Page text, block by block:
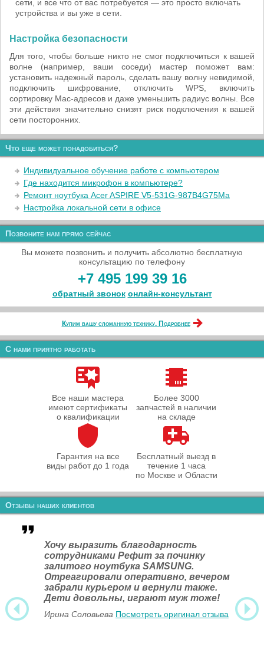
сети, и все что от вас потребуется — это просто включать
устройства и вы уже в сети.
Настройка безопасности
Для того, чтобы больше никто не смог подключиться к вашей
волне (например, ваши соседи) мастер поможет вам:
установить надежный пароль, сделать вашу волну невидимой,
подключить шифрование, отключить WPS, включить
сортировку Mac-адресов и даже уменьшить радиус волны. Все
эти действия значительно снизят риск подключения к вашей
сети посторонних.
Что еще может понадобиться?
Индивидуальное обучение работе с компьютером
Где находится микрофон в компьютере?
Ремонт ноутбука Acer ASPIRE V5-531G-987B4G75Ma
Настройка локальной сети в офисе
Позвоните нам прямо сейчас
Вы можете позвонить и получить абсолютно бесплатную
консультацию по телефону
+7 495 199 39 16
обратный звонок онлайн‑консультант
Купим вашу сломанную технику. Подробнее
С нами приятно работать
Все наши мастера
имеют сертификаты
о квалификации
Более 3000
запчастей в наличии
на складе
Гарантия на все
виды работ до 1 года
Бесплатный выезд в
течение 1 часа
по Москве и Области
Отзывы наших клиентов
Хочу выразить благодарность
сотрудниками Рефит за починку
залитого ноутбука SAMSUNG.
Отреагировали оперативно, вечером
забрали курьером и вернули также.
Дети довольны, играют муж тоже!
Ирина Соловьева Посмотреть оригинал отзыва